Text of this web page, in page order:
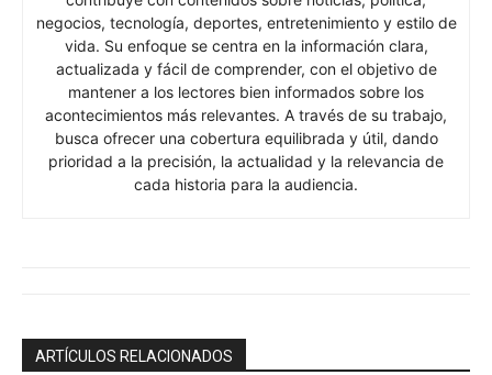
negocios, tecnología, deportes, entretenimiento y estilo de
vida. Su enfoque se centra en la información clara,
actualizada y fácil de comprender, con el objetivo de
mantener a los lectores bien informados sobre los
acontecimientos más relevantes. A través de su trabajo,
busca ofrecer una cobertura equilibrada y útil, dando
prioridad a la precisión, la actualidad y la relevancia de
cada historia para la audiencia.
ARTÍCULOS RELACIONADOS